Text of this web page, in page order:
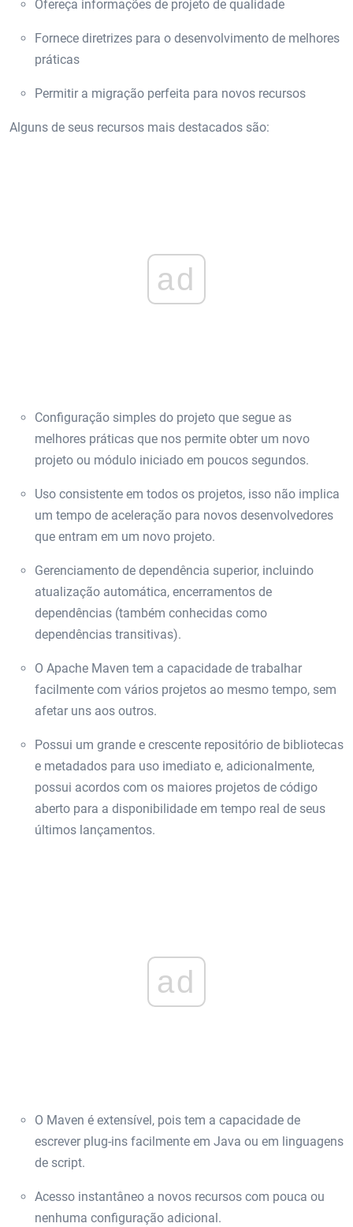
Ofereça informações de projeto de qualidade
Fornece diretrizes para o desenvolvimento de melhores
práticas
Permitir a migração perfeita para novos recursos
Alguns de seus recursos mais destacados são:
ad
Configuração simples do projeto que segue as
melhores práticas que nos permite obter um novo
projeto ou módulo iniciado em poucos segundos.
Uso consistente em todos os projetos, isso não implica
um tempo de aceleração para novos desenvolvedores
que entram em um novo projeto.
Gerenciamento de dependência superior, incluindo
atualização automática, encerramentos de
dependências (também conhecidas como
dependências transitivas).
O Apache Maven tem a capacidade de trabalhar
facilmente com vários projetos ao mesmo tempo, sem
afetar uns aos outros.
Possui um grande e crescente repositório de bibliotecas
e metadados para uso imediato e, adicionalmente,
possui acordos com os maiores projetos de código
aberto para a disponibilidade em tempo real de seus
últimos lançamentos.
ad
O Maven é extensível, pois tem a capacidade de
escrever plug-ins facilmente em Java ou em linguagens
de script.
Acesso instantâneo a novos recursos com pouca ou
nenhuma configuração adicional.